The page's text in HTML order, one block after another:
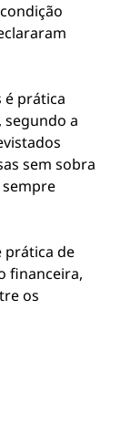
é prática
segundo a
sem sobra
prática de
financeira,
os